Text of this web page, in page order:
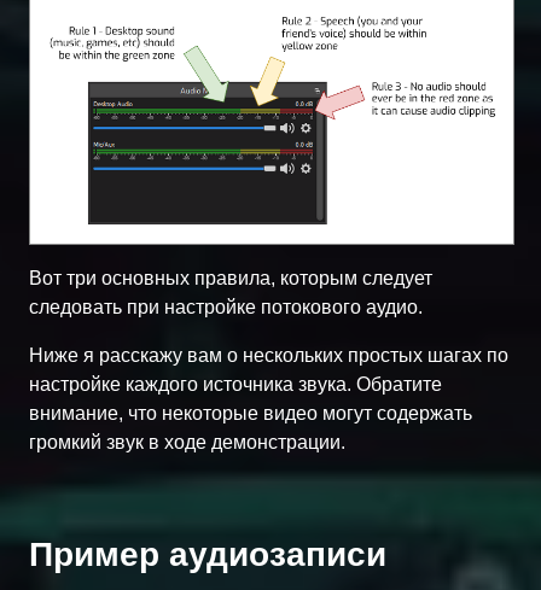
Вот три основных правила, которым следует
следовать при настройке потокового аудио.
Ниже я расскажу вам о нескольких простых шагах по
настройке каждого источника звука. Обратите
внимание, что некоторые видео могут содержать
громкий звук в ходе демонстрации.
Пример аудиозаписи